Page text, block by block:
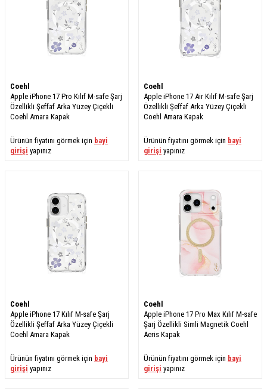
Coehl
Apple iPhone 17 Pro Kılıf M-safe Şarj
Özellikli Şeffaf Arka Yüzey Çiçekli
Coehl Amara Kapak
Ürünün fiyatını görmek için bayi
girişi yapınız
Coehl
Apple iPhone 17 Air Kılıf M-safe Şarj
Özellikli Şeffaf Arka Yüzey Çiçekli
Coehl Amara Kapak
Ürünün fiyatını görmek için bayi
girişi yapınız
Coehl
Apple iPhone 17 Kılıf M-safe Şarj
Özellikli Şeffaf Arka Yüzey Çiçekli
Coehl Amara Kapak
Ürünün fiyatını görmek için bayi
girişi yapınız
Coehl
Apple iPhone 17 Pro Max Kılıf M-safe
Şarj Özellikli Simli Magnetik Coehl
Aeris Kapak
Ürünün fiyatını görmek için bayi
girişi yapınız